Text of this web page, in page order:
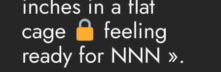
inches in a flat
cage feeling
ready for NNN ».